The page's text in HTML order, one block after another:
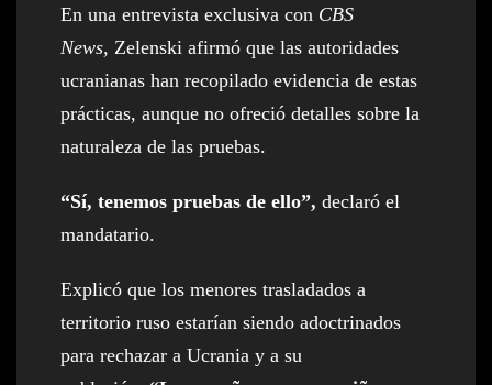
En una entrevista exclusiva con CBS
News, Zelenski afirmó que las autoridades
ucranianas han recopilado evidencia de estas
prácticas, aunque no ofreció detalles sobre la
naturaleza de las pruebas.
“Sí, tenemos pruebas de ello”, declaró el
mandatario.
Explicó que los menores trasladados a
territorio ruso estarían siendo adoctrinados
para rechazar a Ucrania y a su